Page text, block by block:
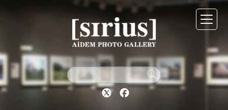
Twitter Facebook
シリウスについて
展示スケジュール